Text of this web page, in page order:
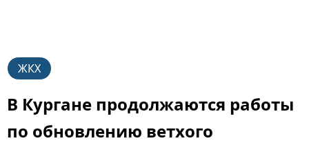
ЖКХ
В Кургане продолжаются работы
по обновлению ветхого